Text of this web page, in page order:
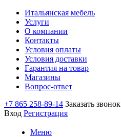
Итальянская мебель
Услуги
О компании
Контакты
Условия оплаты
Условия доставки
Гарантия на товар
Магазины
Вопрос-ответ
+7 865 258-89-14 Заказать звонок
Вход Регистрация
Меню